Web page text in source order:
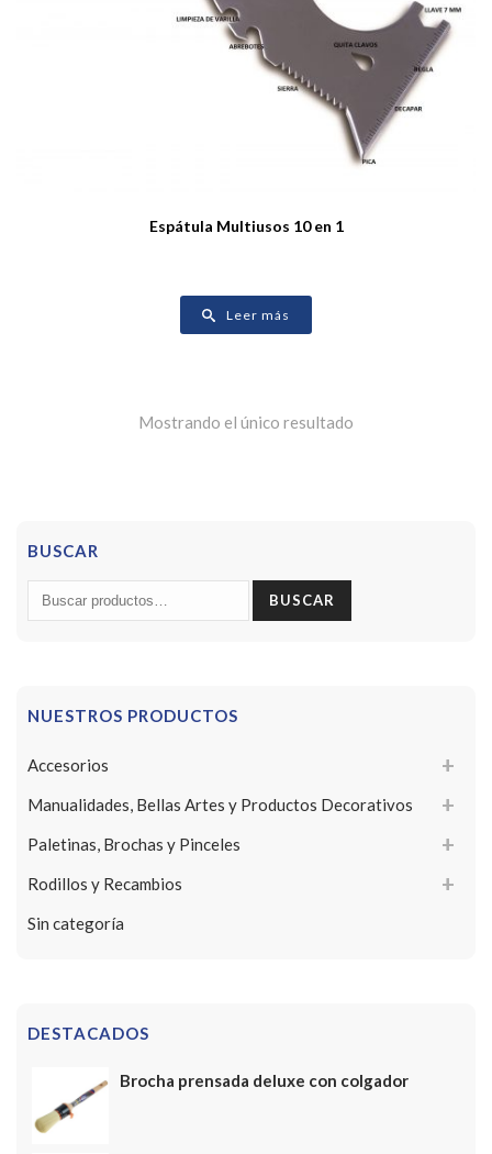
Espátula Multiusos 10 en 1
Leer más
Mostrando el único resultado
BUSCAR
Buscar
por:
BUSCAR
NUESTROS PRODUCTOS
Accesorios
Manualidades, Bellas Artes y Productos Decorativos
Paletinas, Brochas y Pinceles
Rodillos y Recambios
Sin categoría
DESTACADOS
Brocha prensada deluxe con colgador